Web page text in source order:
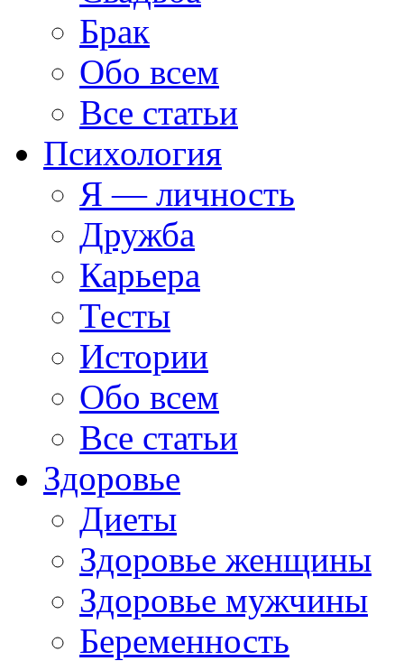
Брак
Обо всем
Все статьи
Психология
Я — личность
Дружба
Карьера
Тесты
Истории
Обо всем
Все статьи
Здоровье
Диеты
Здоровье женщины
Здоровье мужчины
Беременность